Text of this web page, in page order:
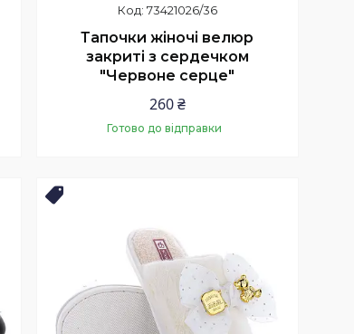
73421026/36
Тапочки жіночі велюр
закриті з сердечком
"Червоне серце"
260 ₴
Готово до відправки